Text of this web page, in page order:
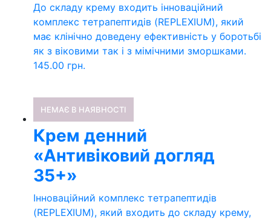
До складу крему входить інноваційний
комплекс тетрапептидів (REPLEXIUM), який
має клінічно доведену ефективність у боротьбі
як з віковими так і з мімічними зморшками.
145.00 грн.
НЕМАЄ В НАЯВНОСТІ
Крем денний
«Антивіковий догляд
35+»
Інноваційний комплекс тетрапептидів
(REPLEXIUM), який входить до складу крему,